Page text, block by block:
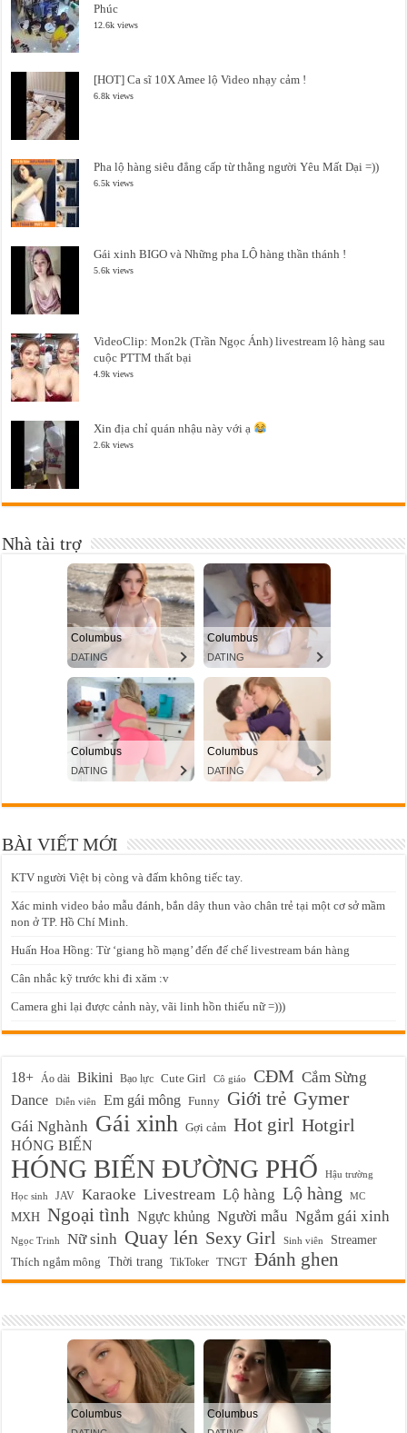
Phúc
12.6k views
[HOT] Ca sĩ 10X Amee lộ Video nhạy cảm !
6.8k views
Pha lộ hàng siêu đẳng cấp từ thằng người Yêu Mất Dại =))
6.5k views
Gái xinh BIGO và Những pha LỘ hàng thần thánh !
5.6k views
VideoClip: Mon2k (Trần Ngọc Ánh) livestream lộ hàng sau
cuộc PTTM thất bại
4.9k views
Xin địa chỉ quán nhậu này với ạ
2.6k views
Nhà tài trợ
BÀI VIẾT MỚI
KTV người Việt bị còng và đấm không tiếc tay.
Xác minh video bảo mẫu đánh, bắn dây thun vào chân trẻ tại một cơ sở mầm
non ở TP. Hồ Chí Minh.
Huấn Hoa Hồng: Từ ‘giang hồ mạng’ đến đế chế livestream bán hàng
Cân nhắc kỹ trước khi đi xăm :v
Camera ghi lại được cảnh này, vãi linh hồn thiếu nữ =)))
18+ Áo dài Bikini Bạo lực Cute Girl Cô giáo CĐM Cắm Sừng
Dance Diễn viên Em gái mông Funny Giới trẻ Gymer
Gái Nghành Gái xinh Gợi cảm Hot girl Hotgirl
HÓNG BIẾN
HÓNG BIẾN ĐƯỜNG PHỐ
Hậu trường
Học sinh
JAV Karaoke Livestream Lộ hàng Lộ hàng MC
MXH Ngoại tình Ngực khủng Người mẫu Ngắm gái xinh
Ngọc Trinh Nữ sinh Quay lén Sexy Girl Sinh viên Streamer
Thích ngắm mông Thời trang TikToker TNGT Đánh ghen